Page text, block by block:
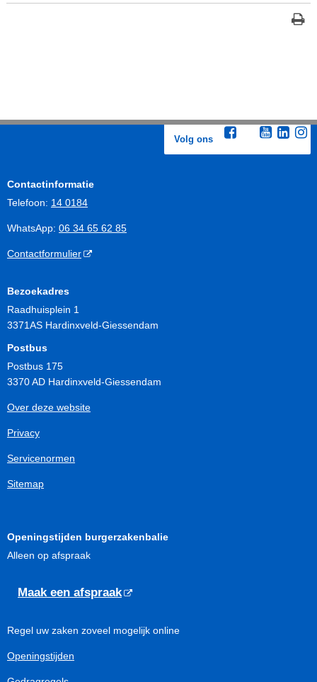
Volg ons
Contactinformatie
Telefoon: 14 0184
WhatsApp: 06 34 65 62 85
Contactformulier
Bezoekadres
Raadhuisplein 1
3371AS Hardinxveld-Giessendam
Postbus
Postbus 175
3370 AD Hardinxveld-Giessendam
Over deze website
Privacy
Servicenormen
Sitemap
Openingstijden burgerzakenbalie
Alleen op afspraak
Maak een afspraak
Regel uw zaken zoveel mogelijk online
Openingstijden